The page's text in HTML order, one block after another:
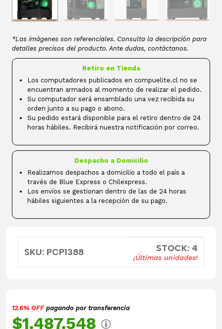
*Las imágenes son referenciales. Consulta la descripción para
detalles precisos del producto. Ante dudas, contáctanos.
Retiro en Tienda
Los computadores publicados en compuelite.cl no se
encuentran armados al momento de realizar el pedido.
Su computador será ensamblado una vez recibida su
orden junto a su pago o abono.
Su pedido estará disponible para el retiro dentro de 24
horas hábiles. Recibirá nuestra notificación por correo.
Despacho a Domicilio
Realizamos despachos a domicilio a todo el país a
través de Blue Express o Chilexpress.
Los envíos se gestionan dentro de las de 24 horas
hábiles siguientes a la recepción de su pago.
SKU: PCP1388 STOCK: 4
¡Últimas unidades!
12.6% OFFpagando por transferencia
$1.487.548